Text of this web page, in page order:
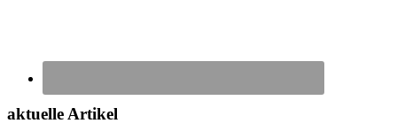
aktuelle Artikel